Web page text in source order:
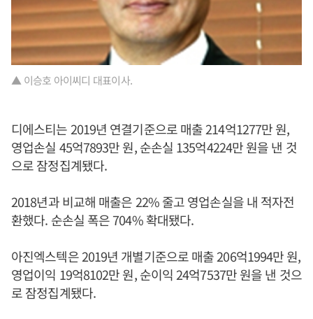
▲ 이승호 아이씨디 대표이사.
디에스티는 2019년 연결기준으로 매출 214억1277만 원,
영업손실 45억7893만 원, 순손실 135억4224만 원을 낸 것
으로 잠정집계됐다.
2018년과 비교해 매출은 22% 줄고 영업손실을 내 적자전
환했다. 순손실 폭은 704% 확대됐다.
아진엑스텍은 2019년 개별기준으로 매출 206억1994만 원,
영업이익 19억8102만 원, 순이익 24억7537만 원을 낸 것으
로 잠정집계됐다.